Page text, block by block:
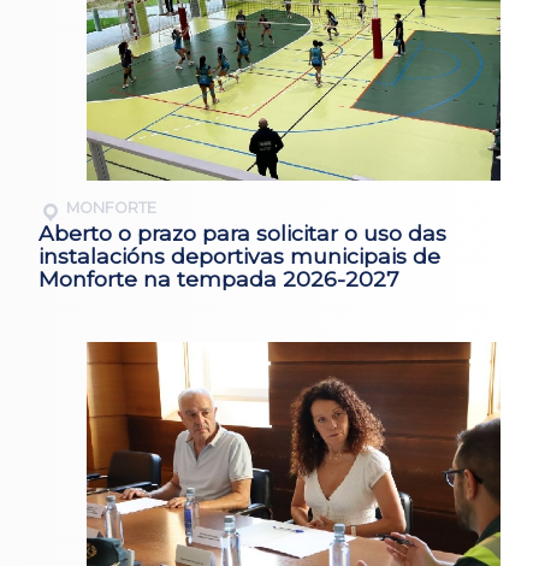
MONFORTE
Aberto o prazo para solicitar o uso das
instalacións deportivas municipais de
Monforte na tempada 2026-2027